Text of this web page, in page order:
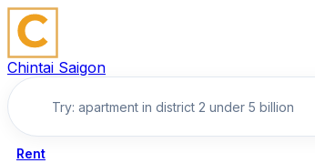
Chintai Saigon
Rent